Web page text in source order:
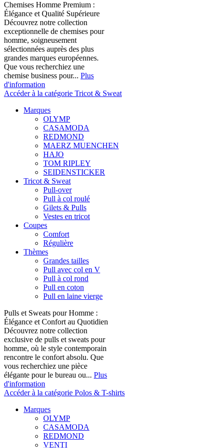
Chemises Homme Premium :
Élégance et Qualité Supérieure
Découvrez notre collection
exceptionnelle de chemises pour
homme, soigneusement
sélectionnées auprès des plus
grandes marques européennes.
Que vous recherchiez une
chemise business pour... Plus
d'information
Accéder à la catégorie Tricot & Sweat
Marques
OLYMP
CASAMODA
REDMOND
MAERZ MUENCHEN
HAJO
TOM RIPLEY
SEIDENSTICKER
Tricot & Sweat
Pull-over
Pull à col roulé
Gilets & Pulls
Vestes en tricot
Coupes
Comfort
Régulière
Thèmes
Grandes tailles
Pull avec col en V
Pull à col rond
Pull en coton
Pull en laine vierge
Pulls et Sweats pour Homme :
Élégance et Confort au Quotidien
Découvrez notre collection
exclusive de pulls et sweats pour
homme, où le style contemporain
rencontre le confort absolu. Que
vous recherchiez une pièce
élégante pour le bureau ou... Plus
d'information
Accéder à la catégorie Polos & T-shirts
Marques
OLYMP
CASAMODA
REDMOND
VENTI